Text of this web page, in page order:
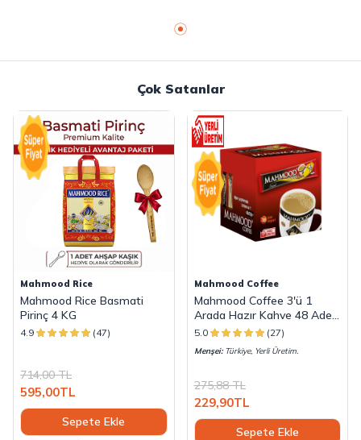
Çok Satanlar
Mahmood Rice
Mahmood Rice Basmati
Pirinç 4 KG
4.9 (47)
714,00TL
595,00TL
Sepete Ekle
Mahmood Coffee
Mahmood Coffee 3'ü 1
Arada Hazır Kahve 48 Adet
x 18 G
5.0 (27)
Menşei:Türkiye, Yerli Üretim.
275,88TL
229,90TL
Sepete Ekle